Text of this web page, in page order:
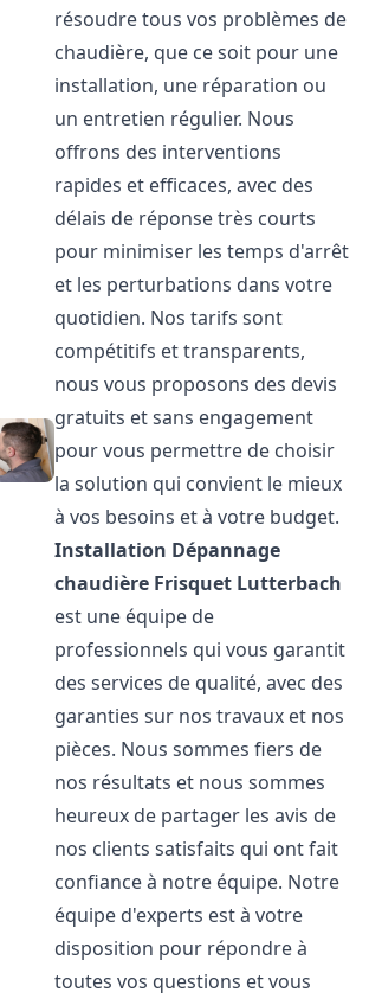
résoudre tous vos problèmes de
chaudière, que ce soit pour une
installation, une réparation ou
un entretien régulier. Nous
offrons des interventions
rapides et efficaces, avec des
délais de réponse très courts
pour minimiser les temps d'arrêt
et les perturbations dans votre
quotidien. Nos tarifs sont
compétitifs et transparents,
nous vous proposons des devis
gratuits et sans engagement
pour vous permettre de choisir
la solution qui convient le mieux
à vos besoins et à votre budget.
Installation Dépannage
chaudière Frisquet Lutterbach
est une équipe de
professionnels qui vous garantit
des services de qualité, avec des
garanties sur nos travaux et nos
pièces. Nous sommes fiers de
nos résultats et nous sommes
heureux de partager les avis de
nos clients satisfaits qui ont fait
confiance à notre équipe. Notre
équipe d'experts est à votre
disposition pour répondre à
toutes vos questions et vous